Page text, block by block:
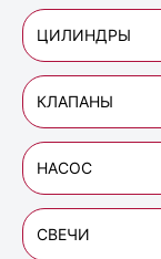
ЦИЛИНДРЫ
КЛАПАНЫ
НАСОС
СВЕЧИ